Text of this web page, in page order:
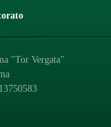
"Tor Vergata"